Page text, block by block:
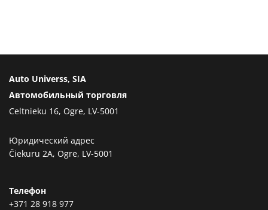
Auto Universs, SIA
Автомобильный торговля
Celtnieku 16, Ogre, LV-5001
Юридический адрес
Čiekuru 2A, Ogre, LV-5001
Телефон
+371 28 918 977